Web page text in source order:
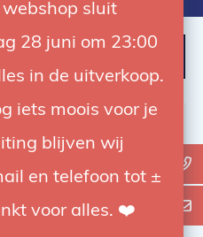
webshop sluit
28 juni om 23:00
in de uitverkoop.
iets moois voor je
blijven wij
en telefoon tot ±
voor alles. ❤️